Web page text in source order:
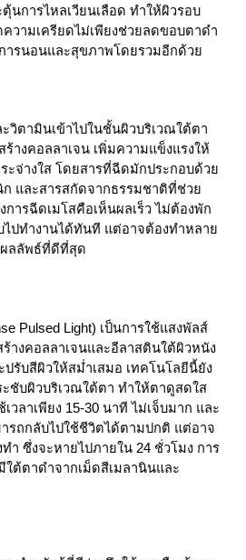
นการไหลเวียนเลือด ทำให้ผิวรอบ
วามเครียดไม่เพียงช่วยลดขอบตาดำ
รนอนและสุขภาพโดยรวมอีกด้วย
วิตามินเข้าไปในชั้นผิวบริเวณใต้ตา
างคอลลาเจน เพิ่มความแข็งแรงให้
ะจ่างใส โดยสารที่ฉีดมักประกอบด้วย
และสารสกัดจากธรรมชาติที่ช่วย
ารฉีดเมโสคือเห็นผลเร็ว ไม่ต้องพัก
ปทำงานได้ทันที แต่อาจต้องทำหลาย
ผลลัพธ์ที่ดีที่สุด
Pulsed Light) เป็นการใช้แสงพัลส์
างคอลลาเจนและอีลาสตินใต้ผิวหนัง
รับสีผิวให้สม่ำเสมอ เทคโนโลยีนี้ยัง
ชับผิวบริเวณใต้ตา ทำให้ตาดูสดใส
วลาเพียง 15-30 นาที ไม่เจ็บมาก และ
รถกลับไปใช้ชีวิตได้ตามปกติ แต่อาจ
ำ ซึ่งจะหายไปภายใน 24 ชั่วโมง การ
ต้ตาดำจากเม็ดสีเมลานินและ